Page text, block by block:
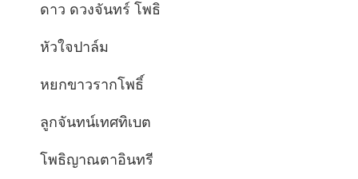
ดาว ดวงจันทร์ โพธิ
หัวใจปาล์ม
หยกขาวรากโพธิ์
ลูกจันทน์เทศทิเบต
โพธิญาณตาอินทรี